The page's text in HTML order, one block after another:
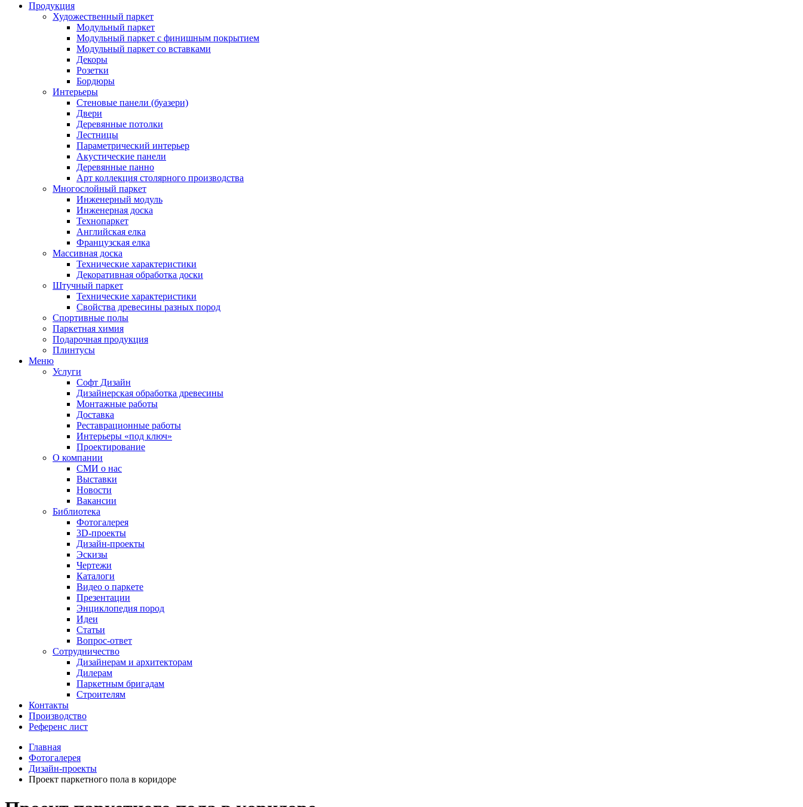
Продукция
Художественный паркет
Модульный паркет
Модульный паркет с финишным покрытием
Модульный паркет со вставками
Декоры
Розетки
Бордюры
Интерьеры
Стеновые панели (буазери)
Двери
Деревянные потолки
Лестницы
Параметрический интерьер
Акустические панели
Деревянные панно
Арт коллекция столярного производства
Многослойный паркет
Инженерный модуль
Инженерная доска
Технопаркет
Английская елка
Французская елка
Массивная доска
Технические характеристики
Декоративная обработка доски
Штучный паркет
Технические характеристики
Свойства древесины разных пород
Спортивные полы
Паркетная химия
Подарочная продукция
Плинтусы
Меню
Услуги
Софт Дизайн
Дизайнерская обработка древесины
Монтажные работы
Доставка
Реставрационные работы
Интерьеры «под ключ»
Проектирование
О компании
СМИ о нас
Выставки
Новости
Вакансии
Библиотека
Фотогалерея
3D-проекты
Дизайн-проекты
Эскизы
Чертежи
Каталоги
Видео о паркете
Презентации
Энциклопедия пород
Идеи
Статьи
Вопрос-ответ
Сотрудничество
Дизайнерам и архитекторам
Дилерам
Паркетным бригадам
Строителям
Контакты
Производство
Референс лист
Главная
Фотогалерея
Дизайн-проекты
Проект паркетного пола в коридоре